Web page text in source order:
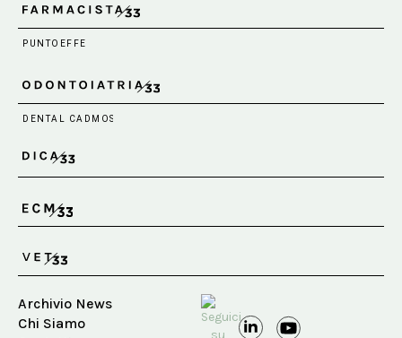
Archivio News
Chi Siamo